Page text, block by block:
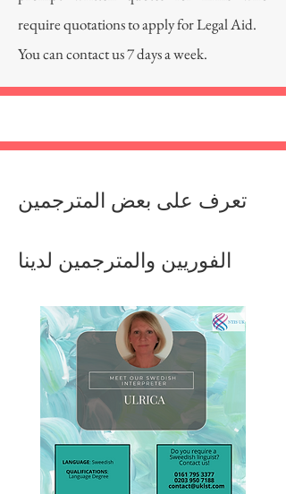
require quotations to apply for Legal Aid.
You can contact us 7 days a week.
تعرف على بعض المترجمين
الفوريين والمترجمين لدينا